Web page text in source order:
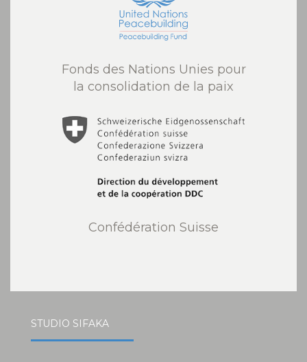
Fonds des Nations Unies pour
la consolidation de la paix
Confédération Suisse
STUDIO SIFAKA